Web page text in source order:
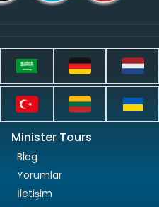
Minister Tours
Blog
Yorumlar
İletişim